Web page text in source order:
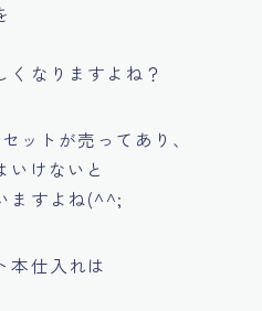
くなりますよね？
ットが売ってあり、
いけないと
ますよね(^^;
本仕入れは